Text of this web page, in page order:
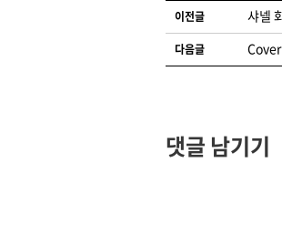
글 네비게이션
이전글 샤넬
다음글
댓글 남기기